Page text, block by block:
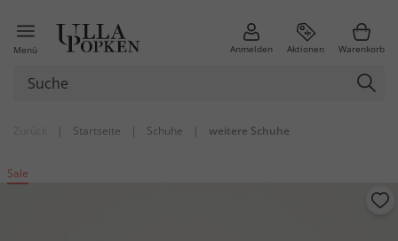
Menü Anmelden Aktionen Warenkorb
| Startseite | Schuhe | weitere Schuhe
Sale